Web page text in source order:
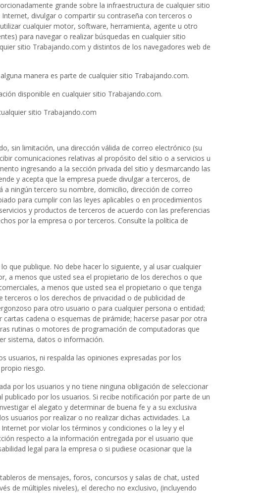
grande sobre la infraestructura de cualquier sitio
divulgar o compartir su contraseña con terceros o
cualquier motor, software, herramienta, agente u otro
para navegar o realizar búsquedas en cualquier sitio
sitio Trabajando.com y distintos de los navegadores web de
manera es parte de cualquier sitio Trabajando.com.
disponible en cualquier sitio Trabajando.com.
sitio Trabajando.com
sin limitación, una dirección válida de correo electrónico (su
comunicaciones relativas al propósito del sitio o a servicios u
ingresando a la sección privada del sitio y desmarcando las
y acepta que la empresa puede divulgar a terceros, de
ningún tercero su nombre, domicilio, dirección de correo
para cumplir con las leyes aplicables o en procedimientos
y productos de terceros de acuerdo con las preferencias
por la empresa o por terceros. Consulte la política de
que publique. No debe hacer lo siguiente, y al usar cualquier
a menos que usted sea el propietario de los derechos o que
a menos que usted sea el propietario o que tenga
o los derechos de privacidad o de publicidad de
para otro usuario o para cualquier persona o entidad;
cadena o esquemas de pirámide; hacerse pasar por otra
rutinas o motores de programación de computadoras que
sistema, datos o información.
usuarios, ni respalda las opiniones expresadas por los
riesgo.
por los usuarios y no tiene ninguna obligación de seleccionar
por los usuarios. Si recibe notificación por parte de un
el alegato y determinar de buena fe y a su exclusiva
usuarios por realizar o no realizar dichas actividades. La
por violar los términos y condiciones o la ley y el
respecto a la información entregada por el usuario que
legal para la empresa o si pudiese ocasionar que la
de mensajes, foros, concursos y salas de chat, usted
de múltiples niveles), el derecho no exclusivo, (incluyendo